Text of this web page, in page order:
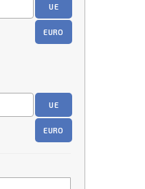
UE
EURO
UE
EURO